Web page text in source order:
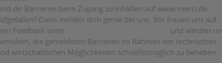
dir Barrieren beim Zugang zu Inhalten auf www.merci.de
Dann melden dich gerne bei uns. Wir freuen uns auf
Feedback unter
und werden
die gemeldeten Barrieren im Rahmen der technischen
wirtschaftlichen Möglichkeiten schnellstmöglich zu beheben.